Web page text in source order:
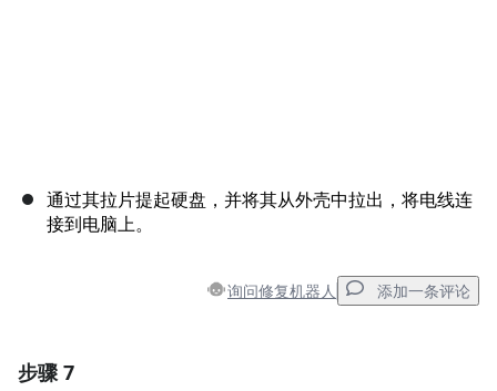
通过其拉片提起硬盘，并将其从外壳中拉出，将电线连
接到电脑上。
询问修复机器人 添加一条评论
步骤 7